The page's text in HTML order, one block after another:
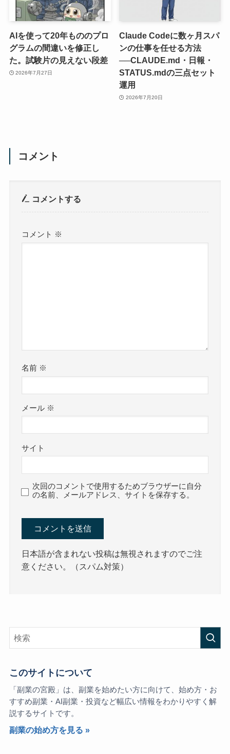
AIを使って20年もののプロ
グラムの間違いを修正し
た。試験片の見えない段差
2026年7月27日
Claude Codeに数ヶ月スパ
ンの仕事を任せる方法
──CLAUDE.md・日報・
STATUS.mdの三点セット
運用
2026年7月20日
コメント
コメントする
コメント ※
名前 ※
メール ※
サイト
次回のコメントで使用するためブラウザーに自分
の名前、メールアドレス、サイトを保存する。
日本語が含まれない投稿は無視されますのでご注
意ください。（スパム対策）
このサイトについて
「副業の宮殿」は、副業を始めたい方に向けて、始め方・お
すすめ副業・AI副業・投資など幅広い情報をわかりやすく解
説するサイトです。
副業の始め方を見る »